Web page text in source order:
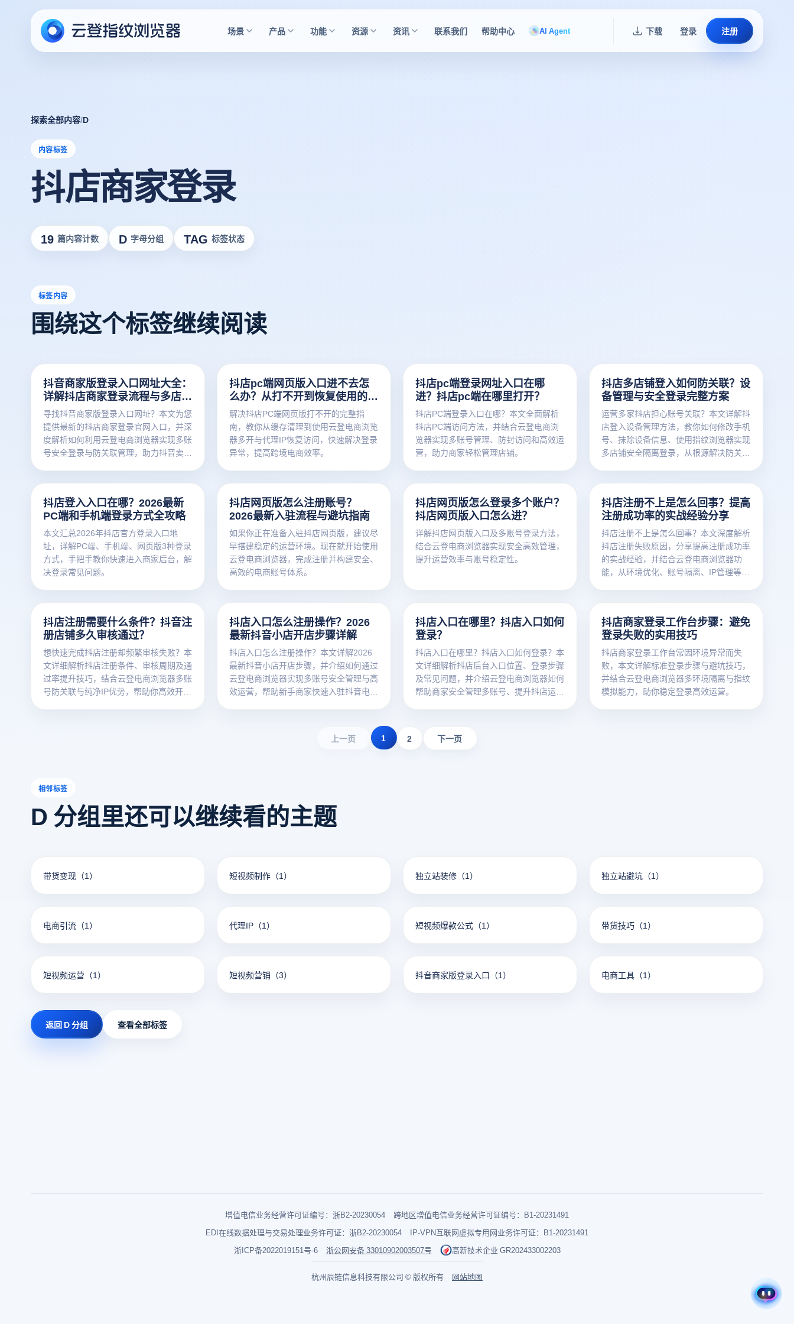
场景 产品 功能 资源 资讯 联系我们 帮助中心 AI Agent 下载 登录 注册
探索全部内容/D
内容标签
抖店商家登录
19 篇内容计数 D 字母分组 TAG 标签状态
标签内容
围绕这个标签继续阅读
抖音商家版登录入口网址大全：
详解抖店商家登录流程与多店运
营避坑指南
寻找抖音商家版登录入口网址？本文为您
提供最新的抖店商家登录官网入口，并深
度解析如何利用云登电商浏览器实现多账
号安全登录与防关联管理，助力抖音卖家
抖店pc端网页版入口进不去怎
么办？从打不开到恢复使用的完
整操作指南
解决抖店PC端网页版打不开的完整指
南，教你从缓存清理到使用云登电商浏览
器多开与代理IP恢复访问，快速解决登录
异常，提高跨境电商效率。
抖店pc端登录网址入口在哪
进？抖店pc端在哪里打开？
抖店PC端登录入口在哪？本文全面解析
抖店PC端访问方法，并结合云登电商浏
览器实现多账号管理、防封访问和高效运
营，助力商家轻松管理店铺。
抖店多店铺登入如何防关联？设
备管理与安全登录完整方案
运营多家抖店担心账号关联？本文详解抖
店登入设备管理方法，教你如何修改手机
号、抹除设备信息、使用指纹浏览器实现
多店铺安全隔离登录，从根源解决防关联
抖店登入入口在哪？2026最新
PC端和手机端登录方式全攻略
本文汇总2026年抖店官方登录入口地
址，详解PC端、手机端、网页版3种登录
方式，手把手教你快速进入商家后台，解
决登录常见问题。
抖店网页版怎么注册账号？
2026最新入驻流程与避坑指南
如果你正在准备入驻抖店网页版，建议尽
早搭建稳定的运营环境。现在就开始使用
云登电商浏览器，完成注册并构建安全、
高效的电商账号体系。
抖店网页版怎么登录多个账户？
抖店网页版入口怎么进？
详解抖店网页版入口及多账号登录方法，
结合云登电商浏览器实现安全高效管理，
提升运营效率与账号稳定性。
抖店注册不上是怎么回事？提高
注册成功率的实战经验分享
抖店注册不上是怎么回事？本文深度解析
抖店注册失败原因，分享提高注册成功率
的实战经验，并结合云登电商浏览器功
能，从环境优化、账号隔离、IP管理等方
抖店注册需要什么条件？抖音注
册店铺多久审核通过？
想快速完成抖店注册却频繁审核失败？本
文详细解析抖店注册条件、审核周期及通
过率提升技巧，结合云登电商浏览器多账
号防关联与纯净IP优势，帮助你高效开通
抖店入口怎么注册操作？2026
最新抖音小店开店步骤详解
抖店入口怎么注册操作？本文详解2026
最新抖音小店开店步骤，并介绍如何通过
云登电商浏览器实现多账号安全管理与高
效运营，帮助新手商家快速入驻抖音电
抖店入口在哪里？抖店入口如何
登录？
抖店入口在哪里？抖店入口如何登录？本
文详细解析抖店后台入口位置、登录步骤
及常见问题，并介绍云登电商浏览器如何
帮助商家安全管理多账号、提升抖店运营
抖店商家登录工作台步骤：避免
登录失败的实用技巧
抖店商家登录工作台常因环境异常而失
败，本文详解标准登录步骤与避坑技巧，
并结合云登电商浏览器多环境隔离与指纹
模拟能力，助你稳定登录高效运营。
上一页 1 2 下一页
相邻标签
D 分组里还可以继续看的主题
带货变现 （1） 短视频制作 （1） 独立站装修 （1） 独立站避坑 （1）
电商引流 （1） 代理IP （1） 短视频爆款公式 （1） 带货技巧 （1）
短视频运营 （1） 短视频营销 （3） 抖音商家版登录入口 （1） 电商工具 （1）
返回 D 分组 查看全部标签
增值电信业务经营许可证编号：浙B2-20230054
跨地区增值电信业务经营许可证编号：B1-20231491
EDI在线数据处理与交易处理业务许可证：浙B2-20230054
IP-VPN互联网虚拟专用网业务许可证：B1-20231491
浙ICP备2022019151号-6
浙公网安备 33010902003507号 高新技术企业 GR202433002203
杭州辰链信息科技有限公司 © 版权所有 网站地图